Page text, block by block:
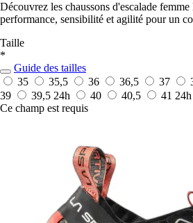
Découvrez les chaussons d'escalade
performance, sensibilité et agilité pour un
Taille
*
Guide des tailles
35
35,5 36 36,5 37
39
39,5 24h 40 40,5 41 24h
Ce champ est requis